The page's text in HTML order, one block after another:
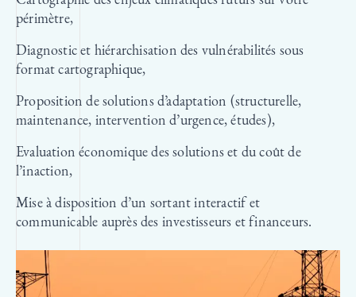
périmètre,
Diagnostic et hiérarchisation des vulnérabilités sous
format cartographique,
Proposition de solutions d’adaptation (structurelle,
maintenance, intervention d’urgence, études),
Evaluation économique des solutions et du coût de
l’inaction,
Mise à disposition d’un sortant interactif et
communicable auprès des investisseurs et financeurs.